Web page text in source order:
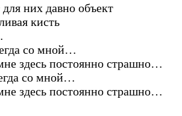
них давно объект
кисть
со мной…
здесь постоянно страшно…
со мной…
здесь постоянно страшно…